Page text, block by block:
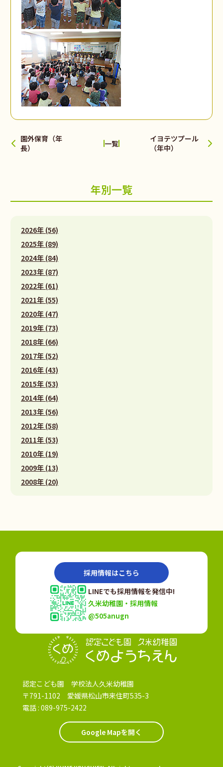
園外保育（年
長）
一覧
イヨテツプール
（年中）
年別一覧
2026年 (56)
2025年 (89)
2024年 (84)
2023年 (87)
2022年 (61)
2021年 (55)
2020年 (47)
2019年 (73)
2018年 (66)
2017年 (52)
2016年 (43)
2015年 (53)
2014年 (64)
2013年 (56)
2012年 (58)
2011年 (53)
2010年 (19)
2009年 (13)
2008年 (20)
認定こども園 学校法人久米幼稚園
〒791-1102 愛媛県松山市来住町535-3
電話 : 089-975-2422
Google Mapを開く
採用情報はこちら
LINEでも採用情報を発信中!
久米幼稚園・採用情報
@505anugn